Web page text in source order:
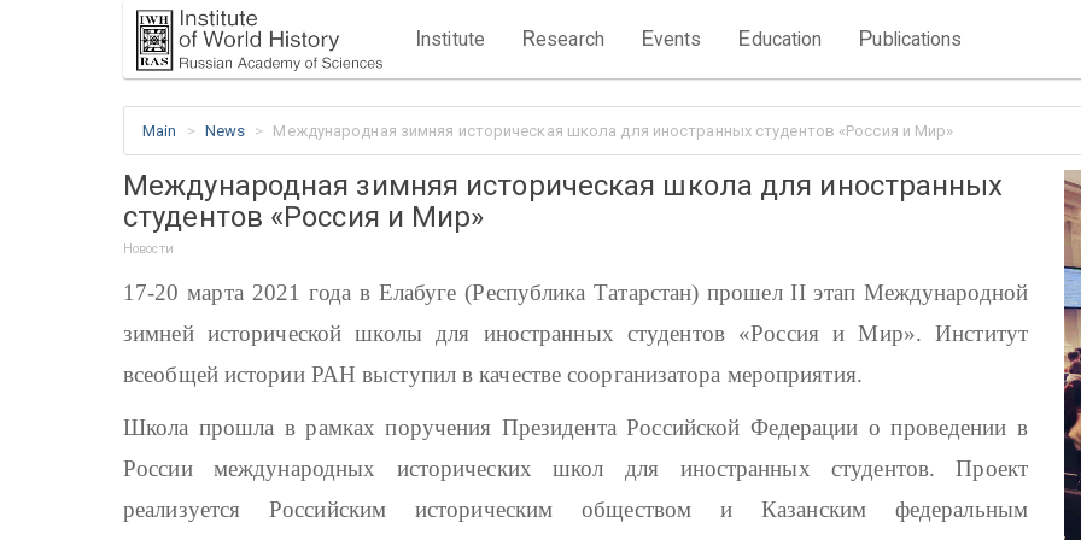
Institute Research Events Education Publications
Main News Международная зимняя историческая школа для иностранных студентов «Россия и Мир»
Международная зимняя историческая школа для иностранных
студентов «Россия и Мир»
Новости
17-20 марта 2021 года в Елабуге (Республика Татарстан) прошелII этап Международной
зимней исторической школы для иностранных студентов «Россия и Мир». Институт
всеобщей истории РАН выступил в качестве соорганизатора мероприятия.
Школа прошла в рамках поручения Президента Российской Федерации о проведении в
России международных исторических школ для иностранных студентов. Проект
реализуется Российским историческим обществом и Казанским федеральным